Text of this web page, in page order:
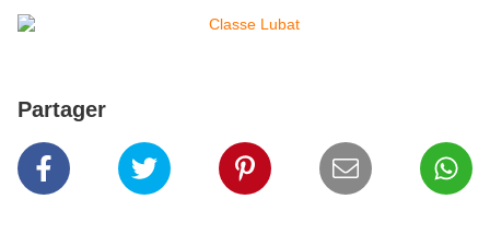
Partager